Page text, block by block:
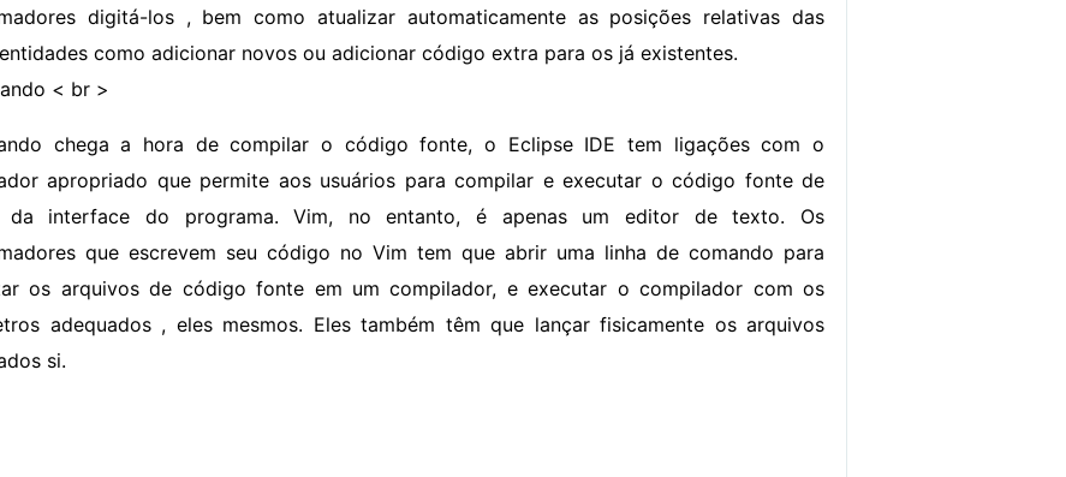
digitá-los , bem como atualizar automaticamente as posições relativas das
como adicionar novos ou adicionar código extra para os já existentes.
< br >
chega a hora de compilar o código fonte, o Eclipse IDE tem ligações com o
apropriado que permite aos usuários para compilar e executar o código fonte de
da interface do programa. Vim, no entanto, é apenas um editor de texto. Os
que escrevem seu código no Vim tem que abrir uma linha de comando para
os arquivos de código fonte em um compilador, e executar o compilador com os
adequados , eles mesmos. Eles também têm que lançar fisicamente os arquivos
si.